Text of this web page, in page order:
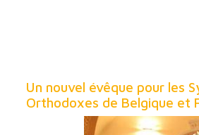
Un nouvel évêque pour les
Orthodoxes de Belgique et